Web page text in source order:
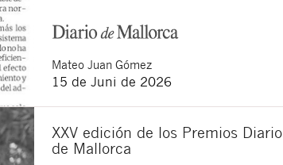
Mateo Juan Gómez
15 de Juni de 2026
XXV edición de los Premios Diario
de Mallorca